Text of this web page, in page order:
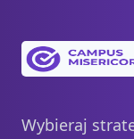
Wybieraj